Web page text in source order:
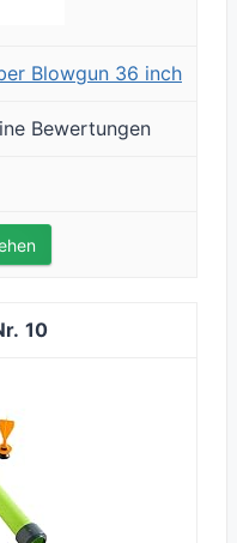
Blowgun 36 inch
Bewertungen
10